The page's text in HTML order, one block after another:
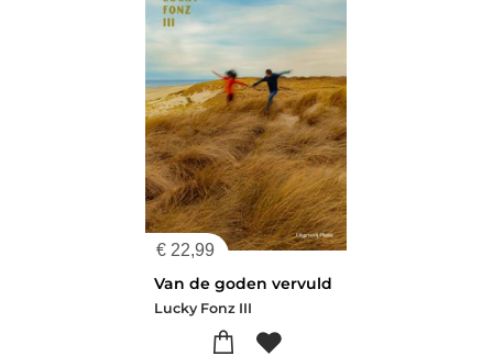
€ 22,99
Van de goden vervuld
Lucky Fonz III